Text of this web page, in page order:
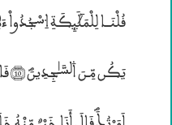
قُلْنَــا